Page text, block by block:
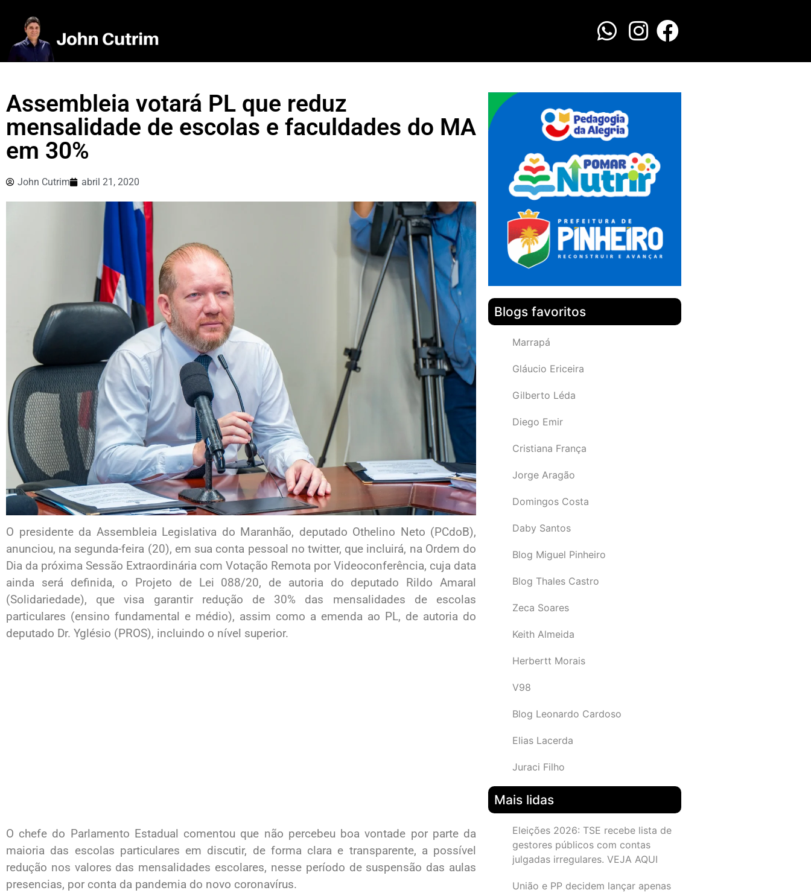
Assembleia votará PL que reduz
mensalidade de escolas e faculdades do MA
em 30%
John Cutrim abril 21, 2020
O presidente da Assembleia Legislativa do Maranhão, deputado Othelino Neto (PCdoB),
anunciou, na segunda-feira (20), em sua conta pessoal no twitter, que incluirá, na Ordem do
Dia da próxima Sessão Extraordinária com Votação Remota por Videoconferência, cuja data
ainda será definida, o Projeto de Lei 088/20, de autoria do deputado Rildo Amaral
(Solidariedade), que visa garantir redução de 30% das mensalidades de escolas
particulares (ensino fundamental e médio), assim como a emenda ao PL, de autoria do
deputado Dr. Yglésio (PROS), incluindo o nível superior.
O chefe do Parlamento Estadual comentou que não percebeu boa vontade por parte da
maioria das escolas particulares em discutir, de forma clara e transparente, a possível
redução nos valores das mensalidades escolares, nesse período de suspensão das aulas
presencias, por conta da pandemia do novo coronavírus.
Blogs favoritos
Marrapá
Gláucio Ericeira
Gilberto Léda
Diego Emir
Cristiana França
Jorge Aragão
Domingos Costa
Daby Santos
Blog Miguel Pinheiro
Blog Thales Castro
Zeca Soares
Keith Almeida
Herbertt Morais
V98
Blog Leonardo Cardoso
Elias Lacerda
Juraci Filho
Mais lidas
Eleições 2026: TSE recebe lista de
gestores públicos com contas
julgadas irregulares. VEJA AQUI
União e PP decidem lançar apenas